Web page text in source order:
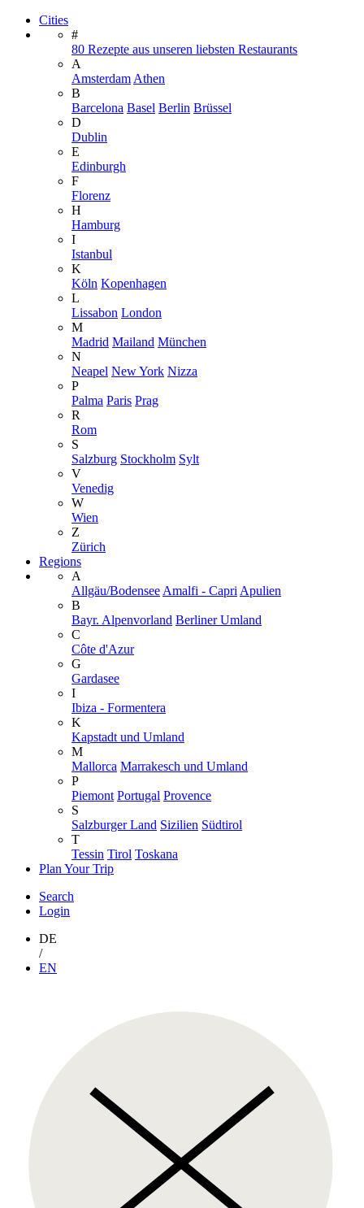
Cities
#
80 Rezepte aus unseren liebsten Restaurants
A
Amsterdam Athen
B
Barcelona Basel Berlin Brüssel
D
Dublin
E
Edinburgh
F
Florenz
H
Hamburg
I
Istanbul
K
Köln Kopenhagen
L
Lissabon London
M
Madrid Mailand München
N
Neapel New York Nizza
P
Palma Paris Prag
R
Rom
S
Salzburg Stockholm Sylt
V
Venedig
W
Wien
Z
Zürich
Regions
A
Allgäu/Bodensee Amalfi - Capri Apulien
B
Bayr. Alpenvorland Berliner Umland
C
Côte d'Azur
G
Gardasee
I
Ibiza - Formentera
K
Kapstadt und Umland
M
Mallorca Marrakesch und Umland
P
Piemont Portugal Provence
S
Salzburger Land Sizilien Südtirol
T
Tessin Tirol Toskana
Plan Your Trip
Search
Login
DE
/
EN